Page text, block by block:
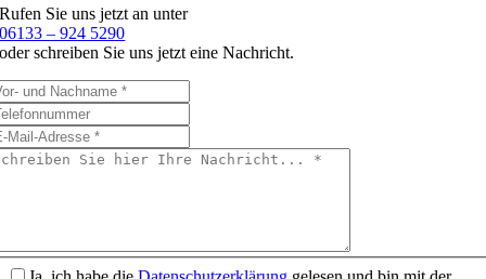
Rufen Sie uns jetzt an unter
06133 – 924 5290
oder schreiben Sie uns jetzt eine Nachricht.